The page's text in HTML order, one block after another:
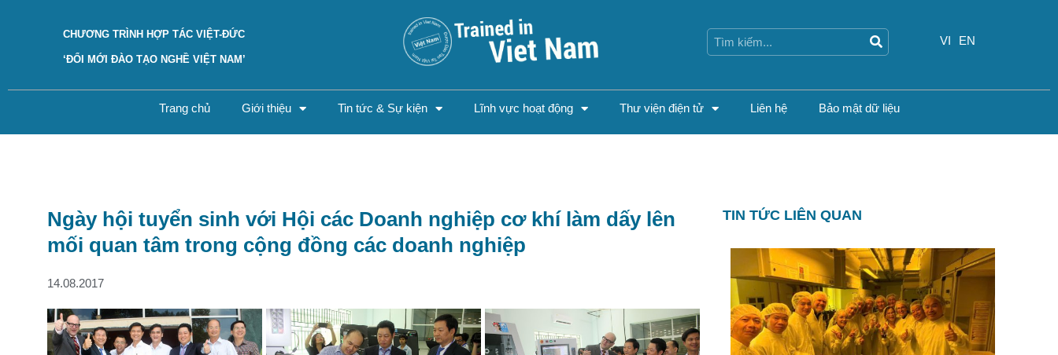
CHƯƠNG TRÌNH HỢP TÁC VIỆT-ĐỨC
‘ĐỔI MỚI ĐÀO TẠO NGHỀ VIỆT NAM’
VI
EN
Trang chủ Giới thiệu Tin tức & Sự kiện Lĩnh vực hoạt động Thư viện điện tử Liên hệ Bảo mật dữ liệu
Ngày hội tuyển sinh với Hội các Doanh nghiệp cơ khí làm dấy lên
mối quan tâm trong cộng đồng các doanh nghiệp
14.08.2017
TIN TỨC LIÊN QUAN